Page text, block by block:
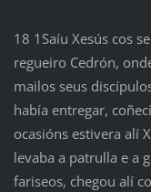
18 1Saíu Xesús cos
regueiro Cedrón,
mailos seus
había entregar,
ocasións estivera alí
levaba a patrulla e a
fariseos, chegou alí